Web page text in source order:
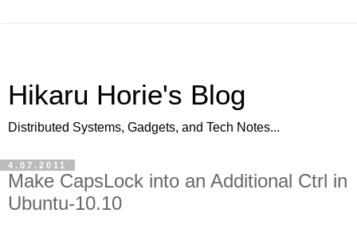
Hikaru Horie's Blog
Distributed Systems, Gadgets, and Tech Notes...
4.07.2011
Make CapsLock into an Additional Ctrl in
Ubuntu-10.10